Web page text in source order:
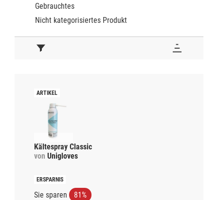
Gebrauchtes
Nicht kategorisiertes Produkt
Kältespray Classic
von Unigloves
Sie sparen 81%